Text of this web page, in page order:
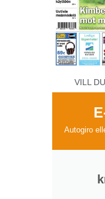
VILL
Autogiro